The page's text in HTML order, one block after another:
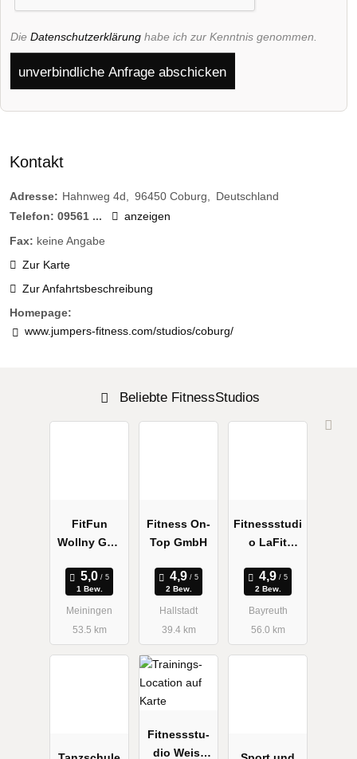
Die Datenschutzerklärung habe ich zur Kenntnis genommen.
unverbindliche Anfrage abschicken
Kontakt
Adresse: Hahnweg 4d 96450 Coburg
Deutschland
Telefon: 09561 ...
anzeigen
Fax: keine Angabe
Zur Karte
Zur Anfahrtsbeschreibung
Homepage:
www.jumpers-fitness.com/studios/coburg/
Beliebte FitnessStudios
FitFun
Wollny GbR
Gesundheits
zetrum
1 Bew.
Meiningen
53.5 km
Fitness On-
Top GmbH
2 Bew.
Hallstadt
39.4 km
Fitnessstudi
o LaFit
2 Bew.
Bayreuth
56.0 km
Fit­ness­stu­
dio Weis­